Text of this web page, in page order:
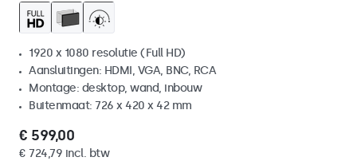
1920 x 1080 resolutie (Full HD)
Aansluitingen: HDMI, VGA, BNC, RCA
Montage: desktop, wand, inbouw
Buitenmaat: 726 x 420 x 42 mm
€ 599,00
€ 724,79 incl. btw